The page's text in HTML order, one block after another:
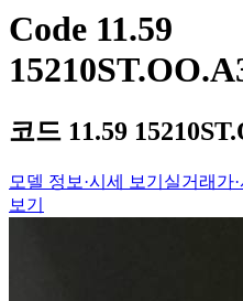
Code 11.59
코드 11.59
모델 정보·시세 보기 실거래가·
보기